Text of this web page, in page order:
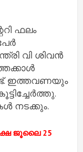
ഫലം
വി ശിവന്‍
ഇത്തവണയും
നടക്കും.
ജൂലൈ 25